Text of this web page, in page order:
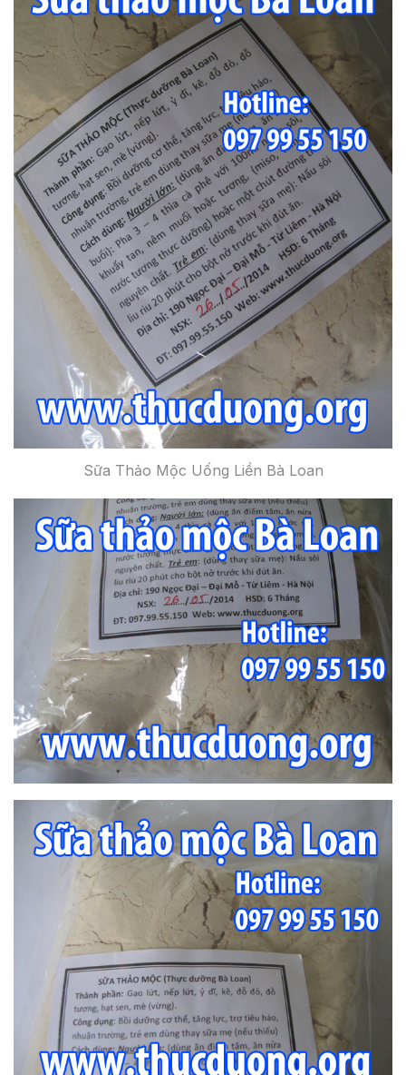
Sữa Thảo Mộc Uống Liền Bà Loan